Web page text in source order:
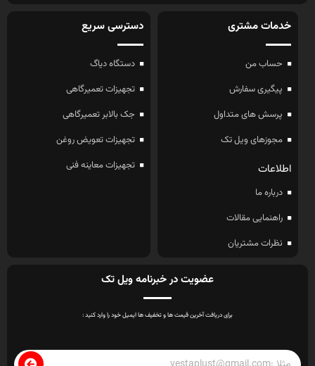
خدمات مشتری
حساب من
پیگیری سفارش
پرسش های متداول
مجوزهای ویل تک
اطلاعات
درباره ما
راهنمایی مقالات
نظرات مشتریان
دسترسی سریع
دستگاه دیاگ
تجهیزات تعمیرگاهی
جک بالابر تعمیرگاهی
تجهیزات تعویض روغن
تجهیزات معاینه فنی
عضویت در خبرنامه ویل تک
برای دریافت آخرین قیمت ها و تخفیف ها ایمیل خود را وارد کنید :